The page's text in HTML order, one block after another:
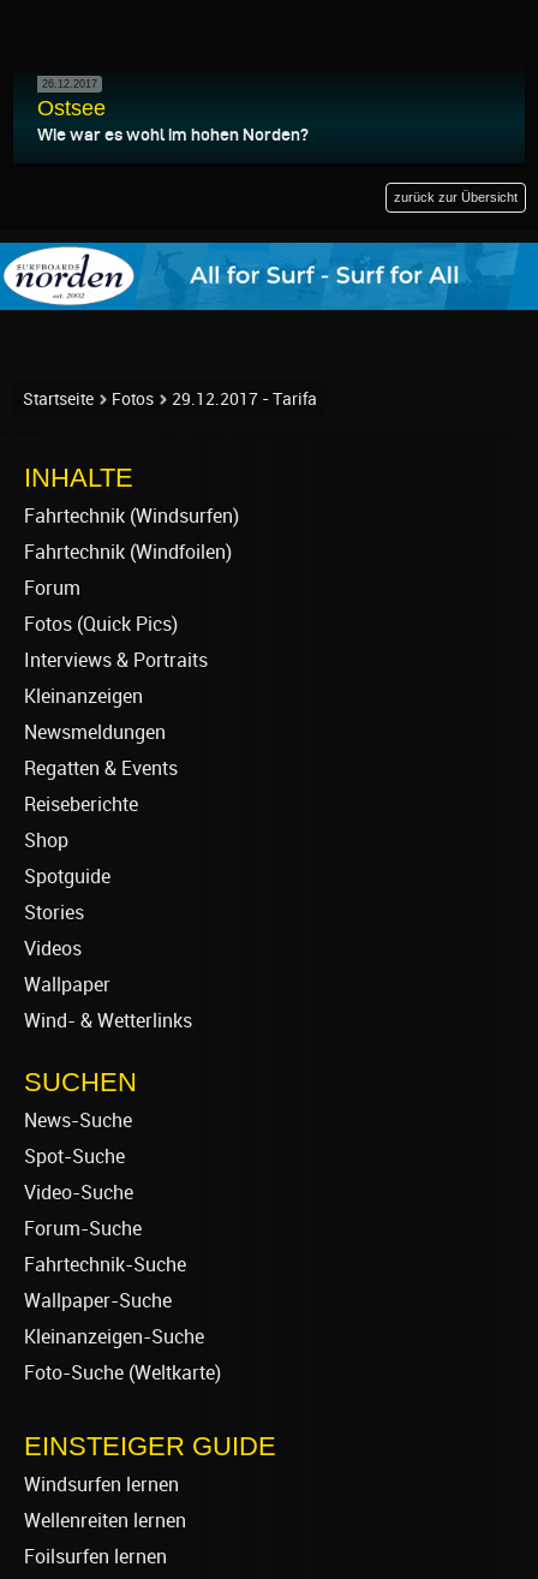
26.12.2017
Ostsee
Wie war es wohl im hohen Norden?
zurück zur Übersicht
Startseite Fotos 29.12.2017 - Tarifa
INHALTE
Fahrtechnik (Windsurfen)
Fahrtechnik (Windfoilen)
Forum
Fotos (Quick Pics)
Interviews & Portraits
Kleinanzeigen
Newsmeldungen
Regatten & Events
Reiseberichte
Shop
Spotguide
Stories
Videos
Wallpaper
Wind- & Wetterlinks
SUCHEN
News-Suche
Spot-Suche
Video-Suche
Forum-Suche
Fahrtechnik-Suche
Wallpaper-Suche
Kleinanzeigen-Suche
Foto-Suche (Weltkarte)
EINSTEIGER GUIDE
Windsurfen lernen
Wellenreiten lernen
Foilsurfen lernen